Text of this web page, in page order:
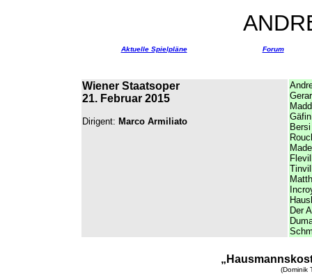
Aktuelle Spielpläne Forum
Wiener Staatsoper
21. Februar 2015
Dirigent: Marco Armiliato
Der
(Dominik